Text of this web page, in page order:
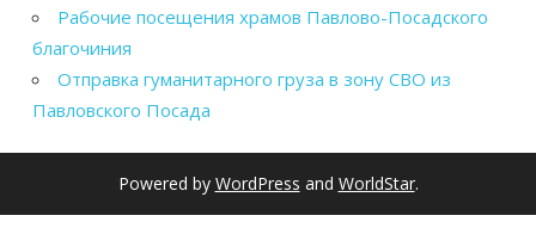
Рабочие посещения храмов Павлово-Посадского
благочиния
Отправка гуманитарного груза в зону СВО из
Павловского Посада
Powered by WordPress and WorldStar.